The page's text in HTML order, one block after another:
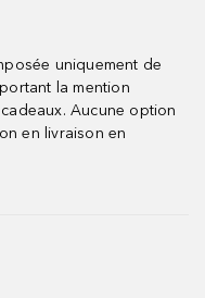
uniquement de
la mention
Aucune option
en livraison en